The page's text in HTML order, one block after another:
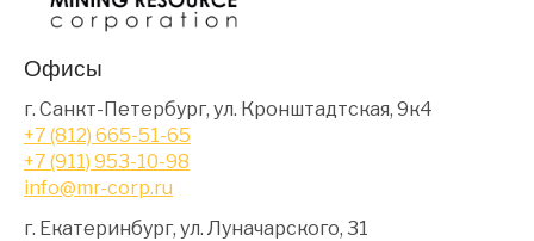
Офисы
г. Санкт-Петербург, ул. Кронштадтская, 9к4
+7 (812) 665-51-65
+7 (911) 953-10-98
info@mr-corp.ru
г. Екатеринбург, ул. Луначарского, 31